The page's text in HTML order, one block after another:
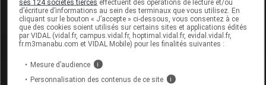
Voir la fiche laboratoire
ses 124 sociétés tierces effectuent des opérations de lecture et/ou
d’écriture d’informations au sein des terminaux que vous utilisez. En
cliquant sur le bouton « J’accepte » ci-dessous, vous consentez à ce
que des cookies soient utilisés sur certains sites et applications édités
par VIDAL (vidal.fr, campus.vidal.fr, hoptimal.vidal.fr, evidal.vidal.fr,
fr.m3manabu.com et VIDAL Mobile) pour les finalités suivantes :
Mesure d’audience i
Personnalisation des contenus de ce site i